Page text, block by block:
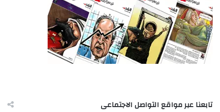
تابعنا عبر مواقع التواصل الاجتماعى